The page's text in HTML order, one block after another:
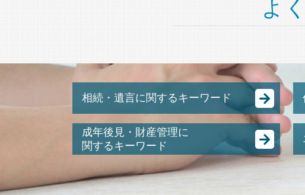
よ
相続・遺言に関するキーワード
遺留分 計算
遺産分割 預貯金
共同名義人 とは
生前贈与 遺留分
成年後見・財産管理に
関するキーワード
成年後見人 なれる人
未成年 後見人